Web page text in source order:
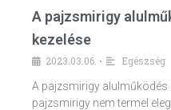
A pajzsmirigy
kezelése
2023.03.06. •
Egészség
A pajzsmirigy alulműködés
pajzsmirigy nem termel